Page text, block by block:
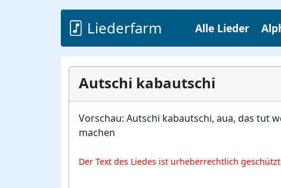
Liederfarm Alle Lieder
Autschi kabautschi
Vorschau: Autschi kabautschi, aua, das tut
machen
Der Text des Liedes ist urheberrechtlich